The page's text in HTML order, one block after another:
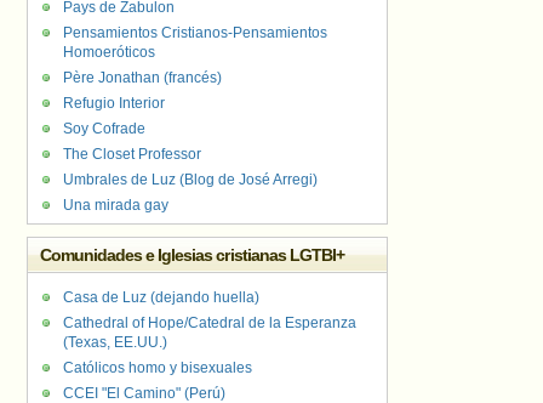
Pays de Zabulon
Pensamientos Cristianos-Pensamientos
Homoeróticos
Père Jonathan (francés)
Refugio Interior
Soy Cofrade
The Closet Professor
Umbrales de Luz (Blog de José Arregi)
Una mirada gay
Comunidades e Iglesias cristianas LGTBI+
Casa de Luz (dejando huella)
Cathedral of Hope/Catedral de la Esperanza
(Texas, EE.UU.)
Católicos homo y bisexuales
CCEI "El Camino" (Perú)